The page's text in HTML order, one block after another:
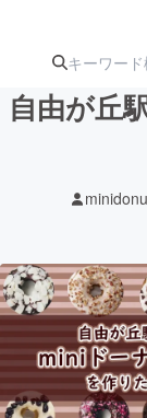
ターン
アー
テク
映像
自由が丘